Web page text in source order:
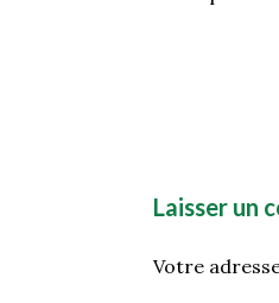
Laisser un
Votre